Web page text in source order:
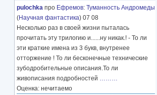
pulochka про Ефремов: Туманность Андромеды
(Научная фантастика) 07 08
Несколько раз в своей жизни пыталась
прочитать эту трилогию и......ну никак.! - То ли
эти краткие имена из 3 букв, внутренее
отторжение ! То ли бесконечные технические
зубодробительные описания.То ли
живописания подробностей ………
Оценка: нечитаемо